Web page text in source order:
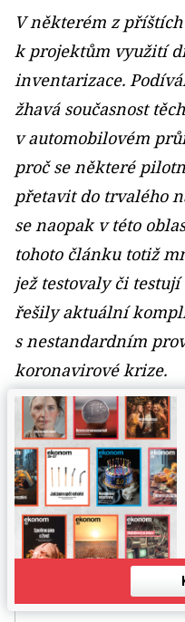
V některém z
k projektům využití
inventarizace.
žhavá současnost
v automobilovém
proč se některé
přetavit do trvalého
se naopak v této
tohoto článku totiž
jež testovaly či
řešily aktuální
s nestandardním
koronavirové krize.
SDÍLET